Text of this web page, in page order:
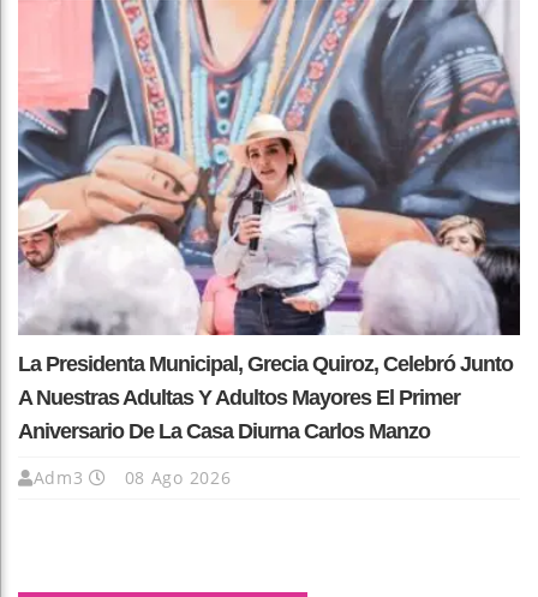
La Presidenta Municipal, Grecia Quiroz, Celebró Junto
A Nuestras Adultas Y Adultos Mayores El Primer
Aniversario De La Casa Diurna Carlos Manzo
Adm3 08 Ago 2026